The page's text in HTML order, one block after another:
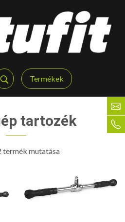
Termékek
tartozék
termék mutatása